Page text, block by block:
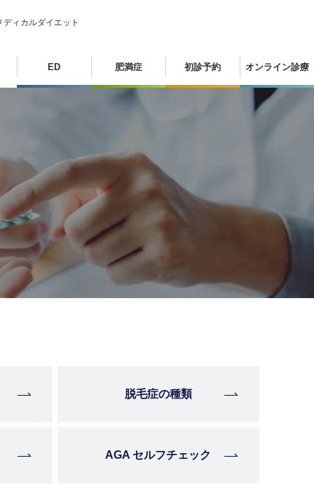
ディカルダイエット
ED 肥満症 初診予約 オンライン診療
脱毛症の種類
AGA セルフチェック